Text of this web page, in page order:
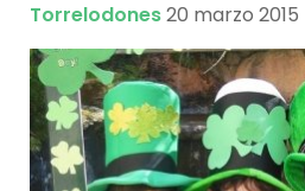
Torrelodones20 marzo 2015